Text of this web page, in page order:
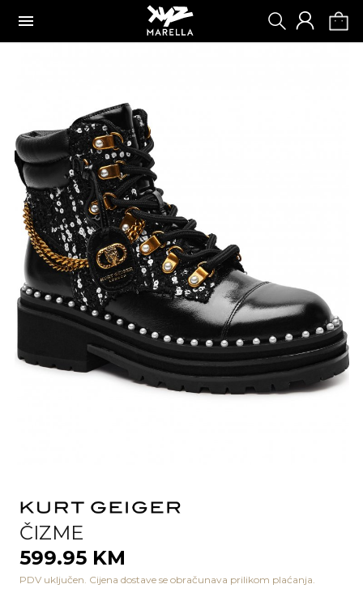
ČIZME
599.95 KM
PDV uključen. Cijena dostave se obračunava prilikom plaćanja.